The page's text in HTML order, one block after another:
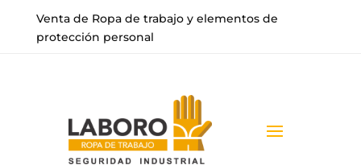
Venta de Ropa de trabajo y elementos de
protección personal